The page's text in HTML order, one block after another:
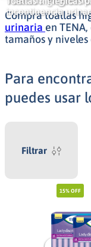
incontinencia
Compra toallas
urinaria en
tamaños y
Para
puedes usar
Filtrar
15% OFF